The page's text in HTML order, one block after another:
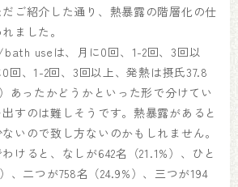
ご紹介した通り、熱暴露の階層化の仕
ました。
useは、月に0回、1-2回、3回以
回、1-2回、3回以上、発熱は摂氏37.8
あったかどうかといった形で分けてい
すのは難しそうです。熱暴露があると
いので致し方ないのかもしれません。
けると、なしが642名（21.1%）、ひと
、二つが758名（24.9%）、三つが194